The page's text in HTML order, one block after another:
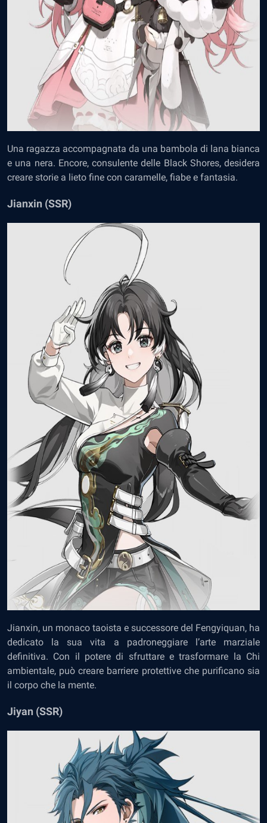
Una ragazza accompagnata da una bambola di lana bianca
e una nera. Encore, consulente delle Black Shores, desidera
creare storie a lieto fine con caramelle, fiabe e fantasia.
Jianxin (SSR)
Jianxin, un monaco taoista e successore del Fengyiquan, ha
dedicato la sua vita a padroneggiare l’arte marziale
definitiva. Con il potere di sfruttare e trasformare la Chi
ambientale, può creare barriere protettive che purificano sia
il corpo che la mente.
Jiyan (SSR)